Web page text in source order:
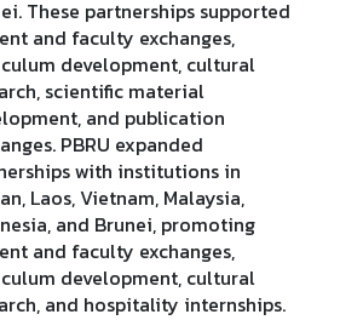
These partnerships supported
and faculty exchanges,
development, cultural
scientific material
and publication
PBRU expanded
with institutions in
Laos, Vietnam, Malaysia,
and Brunei, promoting
and faculty exchanges,
development, cultural
and hospitality internships.